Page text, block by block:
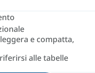
e compatta,
alle tabelle